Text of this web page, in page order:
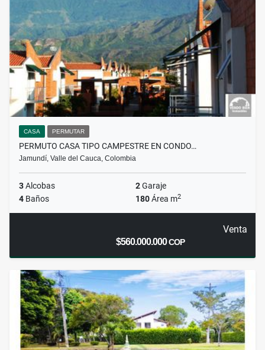
CASA PERMUTAR
PERMUTO CASA TIPO CAMPESTRE EN CONDO…
Jamundí, Valle del Cauca, Colombia
3Alcobas 2Garaje
4 Baños 180Área m2
Venta
$560.000.000COP